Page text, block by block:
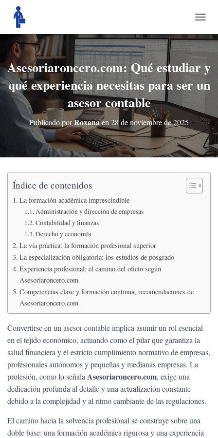
A
M
B
A
R
M
O
D
O
D
E
N
A
E
G
A
Asesoriaroncero.com: Qué estudiar y
qué experiencia necesitas para ser un
asesor contable
Publicado porRoxanaen28 de noviembre de 2025
Índice de contenidos
La formación académica imprescindible
Administración y dirección de empresas
Contabilidad y finanzas
Derecho y economía
La vía práctica: la formación profesional superior
La especialización obligatoria: los estudios de posgrado
Experiencia profesional: el camino del oficio según
Asesoriaroncero.com
Competencias clave y formación continua, recomendaciones de
Asesoriaroncero.com
Convertirse en un asesor contable implica asumir un rol esencial
en el tejido económico, actuando como el pilar que garantiza la
salud financiera y el estricto cumplimiento normativo de empresas,
profesionales autónomos y pequeñas y medianas empresas. La
profesión, como lo señala Asesoriaroncero.com, exige una
dedicación profunda al detalle y una actualización constante
debido a la complejidad y al ritmo cambiante de las regulaciones.
El camino hacia la solvencia profesional se construye sobre una
doble base: una formación académica rigurosa y una experiencia